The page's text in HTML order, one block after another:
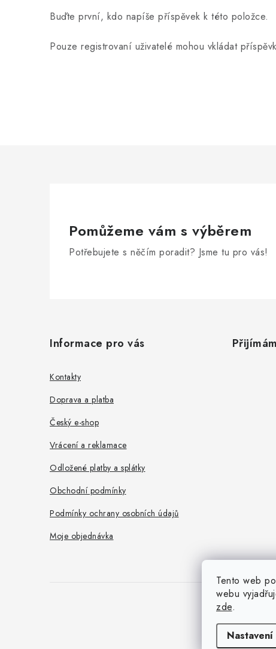
Tento web
webu
zde.
Nastavení
Buďte první, kdo napíše příspěvek k této položce.
Pouze registrovaní uživatelé mohou vkládat
Pomůžeme vám s výběrem
Potřebujete s něčím poradit? Jsme tu pro vás!
Informace pro vás
Kontakty
Doprava a platba
Český e-shop
Vrácení a reklamace
Odložené platby a splátky
Obchodní podmínky
Podmínky ochrany osobních údajů
Moje objednávka